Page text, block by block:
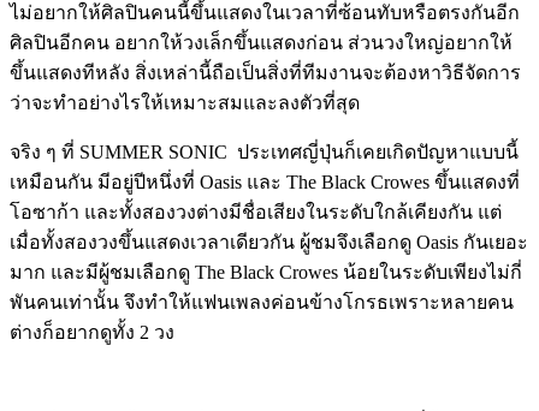
ไม่อยากให้ศิลปินคนนี้ขึ้นแสดงในเวลาที่ซ้อนทับหรือตรงกันอีก
ศิลปินอีกคน อยากให้วงเล็กขึ้นแสดงก่อน ส่วนวงใหญ่อยากให้
ขึ้นแสดงทีหลัง สิ่งเหล่านี้ถือเป็นสิ่งที่ทีมงานจะต้องหาวิธีจัดการ
ว่าจะทำอย่างไรให้เหมาะสมและลงตัวที่สุด
จริง ๆ ที่ SUMMER SONIC ประเทศญี่ปุ่นก็เคยเกิดปัญหาแบบนี้
เหมือนกัน มีอยู่ปีหนึ่งที่ Oasis และ The Black Crowes ขึ้นแสดงที่
โอซาก้า และทั้งสองวงต่างมีชื่อเสียงในระดับใกล้เคียงกัน แต่
เมื่อทั้งสองวงขึ้นแสดงเวลาเดียวกัน ผู้ชมจึงเลือกดู Oasis กันเยอะ
มาก และมีผู้ชมเลือกดู The Black Crowes น้อยในระดับเพียงไม่กี่
พันคนเท่านั้น จึงทำให้แฟนเพลงค่อนข้างโกรธเพราะหลายคน
ต่างก็อยากดูทั้ง 2 วง